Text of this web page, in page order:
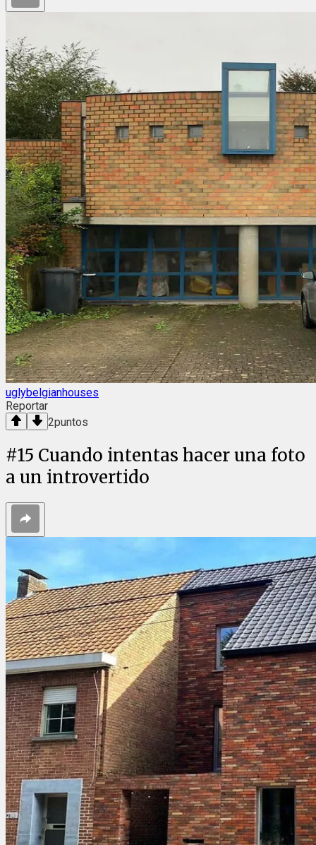
uglybelgianhouses
Reportar
2puntos
#15 Cuando intentas hacer una foto
a un introvertido